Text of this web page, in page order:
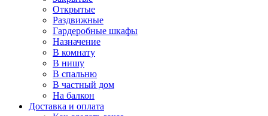
Открытые
Раздвижные
Гардеробные шкафы
Назначение
В комнату
В нишу
В спальню
В частный дом
На балкон
Доставка и оплата